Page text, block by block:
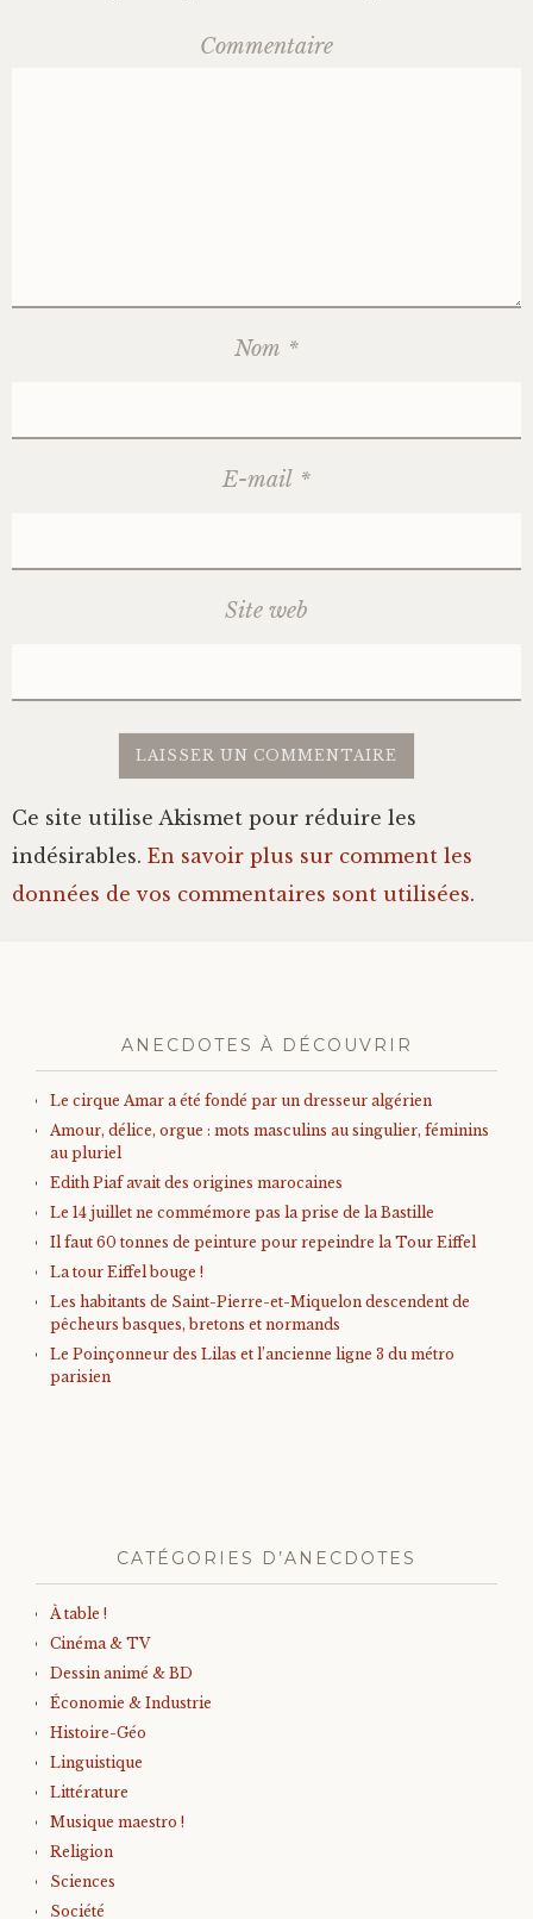
Commentaire
Nom *
E-mail *
Site web
Ce site utilise Akismet pour réduire les
indésirables. En savoir plus sur comment les
données de vos commentaires sont utilisées.
ANECDOTES À DÉCOUVRIR
Le cirque Amar a été fondé par un dresseur algérien
Amour, délice, orgue : mots masculins au singulier, féminins
au pluriel
Edith Piaf avait des origines marocaines
Le 14 juillet ne commémore pas la prise de la Bastille
Il faut 60 tonnes de peinture pour repeindre la Tour Eiffel
La tour Eiffel bouge !
Les habitants de Saint-Pierre-et-Miquelon descendent de
pêcheurs basques, bretons et normands
Le Poinçonneur des Lilas et l’ancienne ligne 3 du métro
parisien
CATÉGORIES D’ANECDOTES
À table !
Cinéma & TV
Dessin animé & BD
Économie & Industrie
Histoire-Géo
Linguistique
Littérature
Musique maestro !
Religion
Sciences
Société